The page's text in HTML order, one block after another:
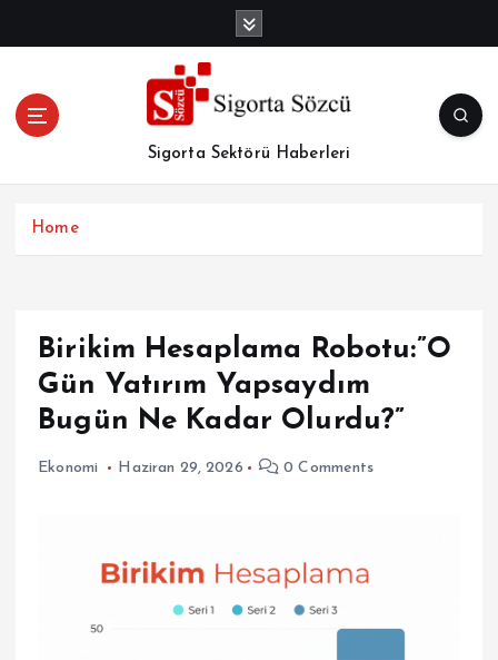
Sigorta Sektörü Haberleri
Home
Birikim Hesaplama Robotu:”O
Gün Yatırım Yapsaydım
Bugün Ne Kadar Olurdu?”
Ekonomi Haziran 29, 2026 0 Comments